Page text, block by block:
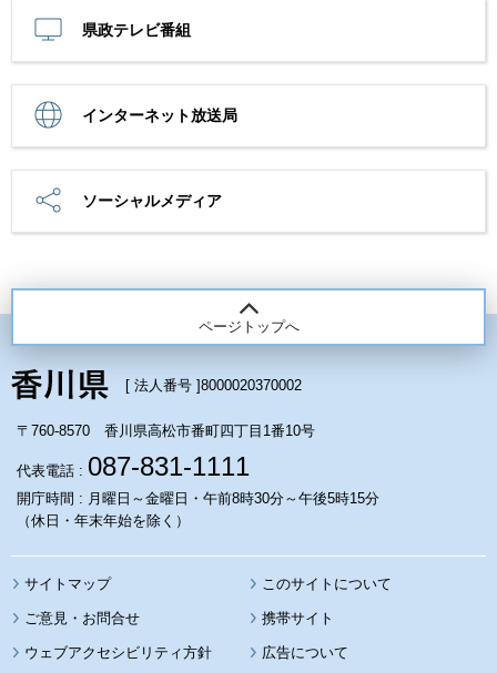
県政テレビ番組
インターネット放送局
ソーシャルメディア
ページトップへ
[ 法人番号 ]8000020370002
〒760-8570 香川県高松市番町四丁目1番10号
代表電話 : 087-831-1111
開庁時間 : 月曜日～金曜日・午前8時30分～午後5時15分
（休日・年末年始を除く）
サイトマップ このサイトについて
携帯サイト
ウェブアクセシビリティ方針 広告について